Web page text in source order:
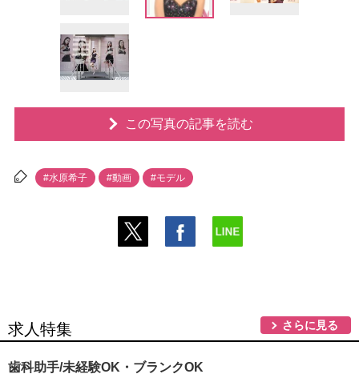
この写真の記事を読む
#水原希子 #動画 #モデル
求人特集 さらに見る
歯科助手/未経験OK・ブランクOK